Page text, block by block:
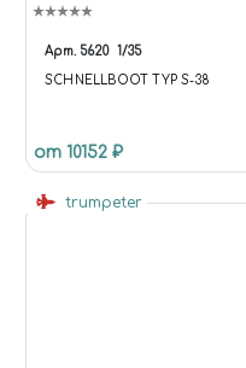
Арт. 5620 1/35
SCHNELLBOOT TYP S-38
от 10152 ₽
trumpeter